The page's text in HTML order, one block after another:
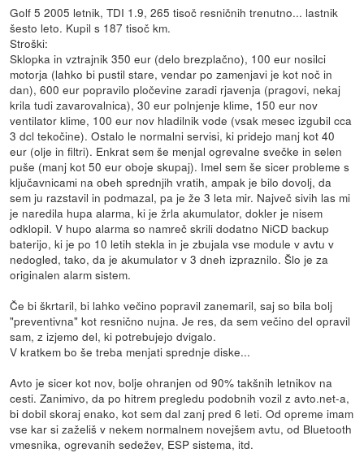
Golf 5 2005 letnik, TDI 1.9, 265 tisoč resničnih trenutno... lastnik
šesto leto. Kupil s 187 tisoč km.
Stroški:
Sklopka in vztrajnik 350 eur (delo brezplačno), 100 eur nosilci
motorja (lahko bi pustil stare, vendar po zamenjavi je kot noč in
dan), 600 eur popravilo pločevine zaradi rjavenja (pragovi, nekaj
krila tudi zavarovalnica), 30 eur polnjenje klime, 150 eur nov
ventilator klime, 100 eur nov hladilnik vode (vsak mesec izgubil cca
3 dcl tekočine). Ostalo le normalni servisi, ki pridejo manj kot 40
eur (olje in filtri). Enkrat sem še menjal ogrevalne svečke in selen
puše (manj kot 50 eur oboje skupaj). Imel sem še sicer probleme s
ključavnicami na obeh sprednjih vratih, ampak je bilo dovolj, da
sem ju razstavil in podmazal, pa je že 3 leta mir. Največ sivih las mi
je naredila hupa alarma, ki je žrla akumulator, dokler je nisem
odklopil. V hupo alarma so namreč skrili dodatno NiCD backup
baterijo, ki je po 10 letih stekla in je zbujala vse module v avtu v
nedogled, tako, da je akumulator v 3 dneh izpraznilo. Šlo je za
originalen alarm sistem.
Če bi škrtaril, bi lahko večino popravil zanemaril, saj so bila bolj
"preventivna" kot resnično nujna. Je res, da sem večino del opravil
sam, z izjemo del, ki potrebujejo dvigalo.
V kratkem bo še treba menjati sprednje diske...
Avto je sicer kot nov, bolje ohranjen od 90% takšnih letnikov na
cesti. Zanimivo, da po hitrem pregledu podobnih vozil z avto.net-a,
bi dobil skoraj enako, kot sem dal zanj pred 6 leti. Od opreme imam
vse kar si zaželiš v nekem normalnem novejšem avtu, od Bluetooth
vmesnika, ogrevanih sedežev, ESP sistema, itd.